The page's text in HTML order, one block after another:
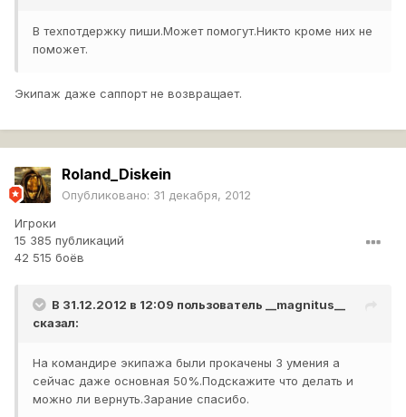
В техпотдержку пиши.Может помогут.Никто кроме них не
поможет.
Экипаж даже саппорт не возвращает.
Roland_Diskein
Опубликовано: 31 декабря, 2012
Игроки
15 385 публикаций
42 515 боёв
В 31.12.2012 в 12:09 пользователь __magnitus__
сказал:
На командире экипажа были прокачены 3 умения а
сейчас даже основная 50%.Подскажите что делать и
можно ли вернуть.Зарание спасибо.